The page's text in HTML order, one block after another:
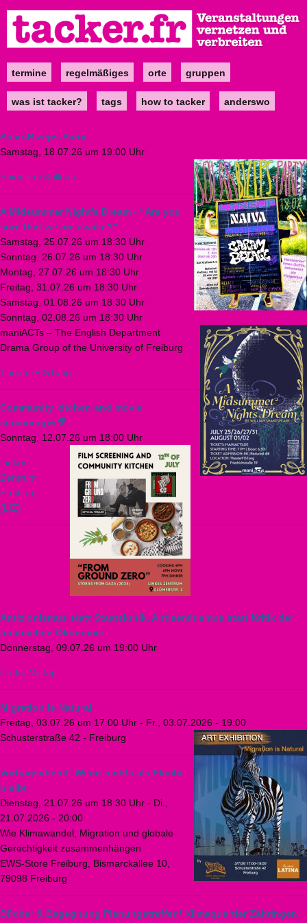
zum
Inhalt
Maintermine regelmäßiges orte gruppen
was ist tacker? tags how to tacker anderswo
Solar-Bizeps-Party
Samstag, 18.07.26 um 19:00 Uhr
Spinnerei Kollnau
A Midsummer Night’s Dream - “Are you
sure that we are awake?”
Samstag, 25.07.26 um 18:30 Uhr
Sonntag, 26.07.26 um 18:30 Uhr
Montag, 27.07.26 um 18:30 Uhr
Freitag, 31.07.26 um 18:30 Uhr
Samstag, 01.08.26 um 18:30 Uhr
Sonntag, 02.08.26 um 18:30 Uhr
maniACTs – The English Department
Drama Group of the University of Freiburg
TheaterFISTung
Community kitchen and movie
screening🥗🎥
Sonntag, 12.07.26 um 18:00 Uhr
Linkes
Zentrum
Freiburg
(LIZ)
Antizionismus statt Staatskritik, Antisemitismus statt Kritik der
politischen Ökonomie
Donnerstag, 09.07.26 um 19:00 Uhr
Ca Ira Verlag
Migration Is Natural
Freitag, 03.07.26 um 17:00 Uhr - Fr., 03.07.2026 - 19:00
Schusterstraße 42 - Freiburg
Vortragsabend: Wenn nichts als Flucht
bleibt
Dienstag, 21.07.26 um 18:30 Uhr - Di.,
21.07.2026 - 20:00
Wie Klimawandel, Migration und globale
Gerechtigkeit zusammenhängen
EWS-Store Freiburg, Bismarckallee 10,
79098 Freiburg
Bücher & Begegnung Planungstreffen/ Klimaquartier Zähringen